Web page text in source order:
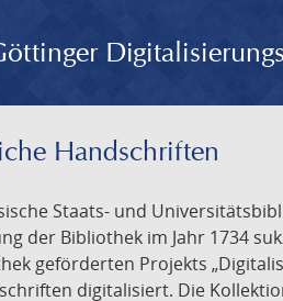
Handschriften
Staats- und
der Bibliothek im Jahr 1734
geförderten Projekts
digitalisiert. Die